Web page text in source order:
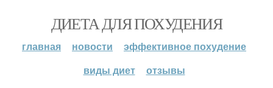
ДИЕТА ДЛЯ ПОХУДЕНИЯ
главная новости
эффективное похудение
виды диет
отзывы